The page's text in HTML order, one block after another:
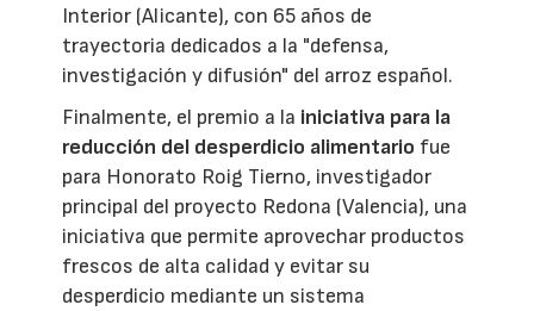
Interior (Alicante), con 65 años de
trayectoria dedicados a la "defensa,
investigación y difusión" del arroz español.
Finalmente, el premio a la iniciativa para la
reducción del desperdicio alimentario fue
para Honorato Roig Tierno, investigador
principal del proyecto Redona (Valencia), una
iniciativa que permite aprovechar productos
frescos de alta calidad y evitar su
desperdicio mediante un sistema